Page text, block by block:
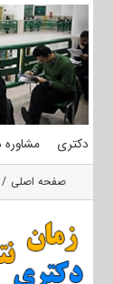
محتوا
دکتری مشاوره
صفحه اصلی